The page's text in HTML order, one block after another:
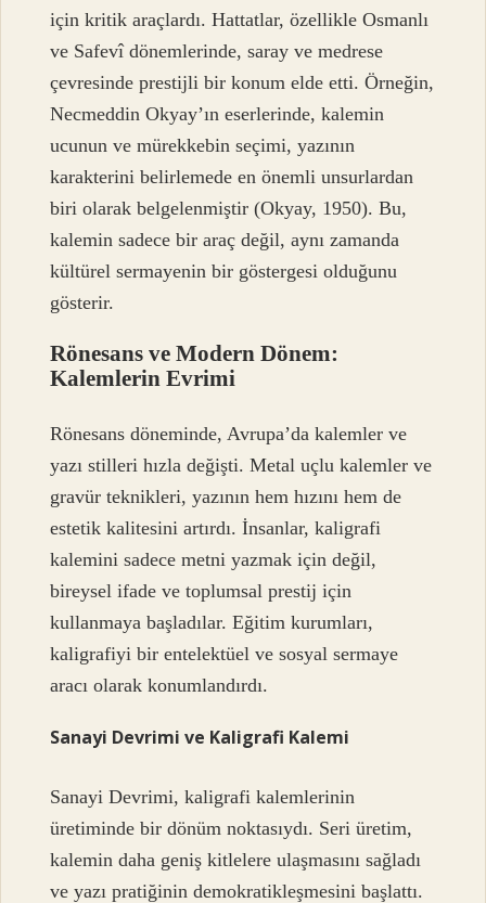
için kritik araçlardı. Hattatlar, özellikle Osmanlı
ve Safevî dönemlerinde, saray ve medrese
çevresinde prestijli bir konum elde etti. Örneğin,
Necmeddin Okyay’ın eserlerinde, kalemin
ucunun ve mürekkebin seçimi, yazının
karakterini belirlemede en önemli unsurlardan
biri olarak belgelenmiştir (Okyay, 1950). Bu,
kalemin sadece bir araç değil, aynı zamanda
kültürel sermayenin bir göstergesi olduğunu
gösterir.
Rönesans ve Modern Dönem:
Kalemlerin Evrimi
Rönesans döneminde, Avrupa’da kalemler ve
yazı stilleri hızla değişti. Metal uçlu kalemler ve
gravür teknikleri, yazının hem hızını hem de
estetik kalitesini artırdı. İnsanlar, kaligrafi
kalemini sadece metni yazmak için değil,
bireysel ifade ve toplumsal prestij için
kullanmaya başladılar. Eğitim kurumları,
kaligrafiyi bir entelektüel ve sosyal sermaye
aracı olarak konumlandırdı.
Sanayi Devrimi ve Kaligrafi Kalemi
Sanayi Devrimi, kaligrafi kalemlerinin
üretiminde bir dönüm noktasıydı. Seri üretim,
kalemin daha geniş kitlelere ulaşmasını sağladı
ve yazı pratiğinin demokratikleşmesini başlattı.